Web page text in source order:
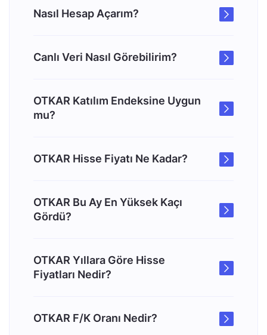
Nasıl Hesap Açarım?
Canlı Veri Nasıl Görebilirim?
OTKAR Katılım Endeksine Uygun
mu?
OTKAR Hisse Fiyatı Ne Kadar?
OTKAR Bu Ay En Yüksek Kaçı
Gördü?
OTKAR Yıllara Göre Hisse
Fiyatları Nedir?
OTKAR F/K Oranı Nedir?